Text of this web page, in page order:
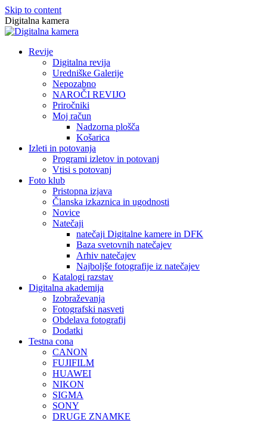
Skip to content
Digitalna kamera
Revije
Digitalna revija
Uredniške Galerije
Nepozabno
NAROČI REVIJO
Priročniki
Moj račun
Nadzorna plošča
Košarica
Izleti in potovanja
Programi izletov in potovanj
Vtisi s potovanj
Foto klub
Pristopna izjava
Članska izkaznica in ugodnosti
Novice
Natečaji
natečaji Digitalne kamere in DFK
Baza svetovnih natečajev
Arhiv natečajev
Najboljše fotografije iz natečajev
Katalogi razstav
Digitalna akademija
Izobraževanja
Fotografski nasveti
Obdelava fotografij
Dodatki
Testna cona
CANON
FUJIFILM
HUAWEI
NIKON
SIGMA
SONY
DRUGE ZNAMKE